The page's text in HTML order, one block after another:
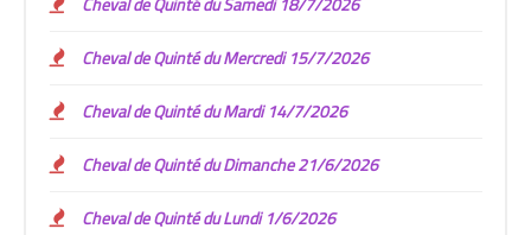
Cheval de Quinté du Mercredi 15/7/2026
Cheval de Quinté du Mardi 14/7/2026
Cheval de Quinté du Dimanche 21/6/2026
Cheval de Quinté du Lundi 1/6/2026